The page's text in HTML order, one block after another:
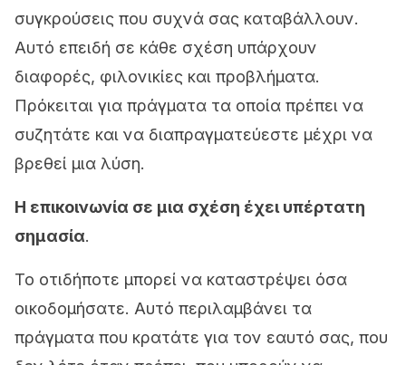
συγκρούσεις που συχνά σας καταβάλλουν.
Αυτό επειδή σε κάθε σχέση υπάρχουν
διαφορές, φιλονικίες και προβλήματα.
Πρόκειται για πράγματα τα οποία πρέπει να
συζητάτε και να διαπραγματεύεστε μέχρι να
βρεθεί μια λύση.
Η επικοινωνία σε μια σχέση έχει υπέρτατη
σημασία.
Το οτιδήποτε μπορεί να καταστρέψει όσα
οικοδομήσατε. Αυτό περιλαμβάνει τα
πράγματα που κρατάτε για τον εαυτό σας, που